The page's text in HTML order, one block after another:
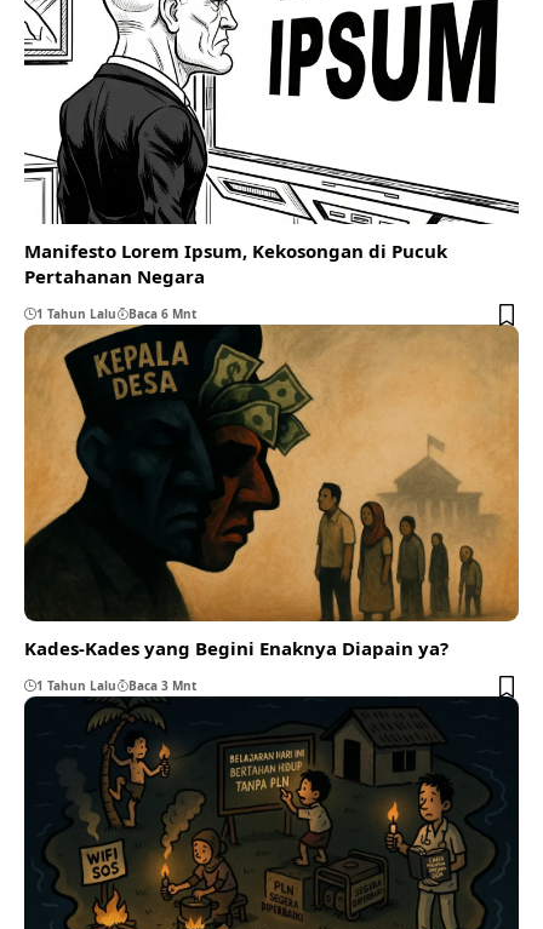
Manifesto Lorem Ipsum, Kekosongan di Pucuk
Pertahanan Negara
1 Tahun Lalu Baca 6 Mnt
Kades-Kades yang Begini Enaknya Diapain ya?
1 Tahun Lalu Baca 3 Mnt